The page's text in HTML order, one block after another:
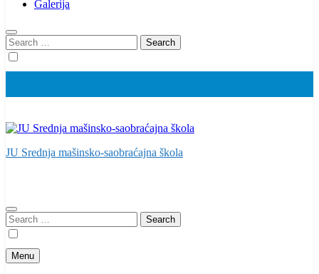
Galerija
Search
for:
JU Srednja mašinsko-saobraćajna škola
Search
for:
Menu